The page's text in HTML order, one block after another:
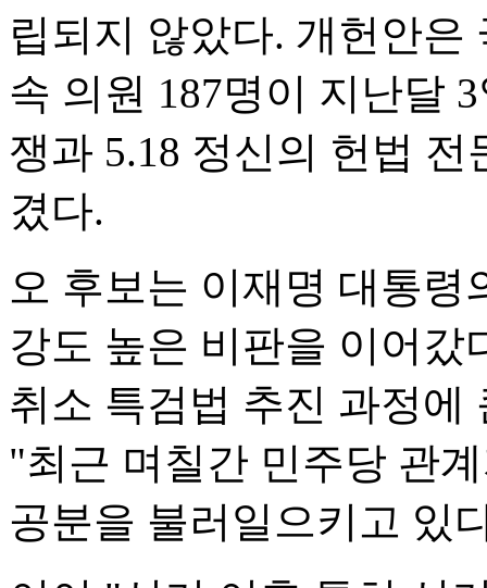
립되지 않았다. 개헌안은
속 의원 187명이 지난달
쟁과 5.18 정신의 헌법
겼다.
오 후보는 이재명 대통령
강도 높은 비판을 이어갔
취소 특검법 추진 과정에
"최근 며칠간 민주당 관
공분을 불러일으키고 있